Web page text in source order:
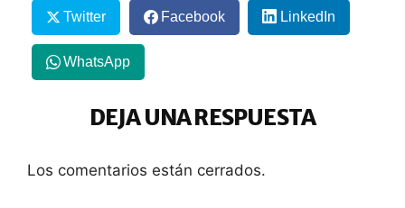
Twitter Facebook LinkedIn
WhatsApp
DEJA UNA RESPUESTA
Los comentarios están cerrados.